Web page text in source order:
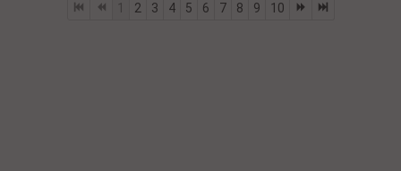
1 2 3 4 5 6 7 8 9 10